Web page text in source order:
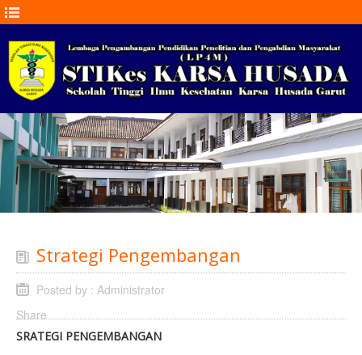
Strategi Pengembangan
Posted by : Administrator
Share
SRATEGI PENGEMBANGAN